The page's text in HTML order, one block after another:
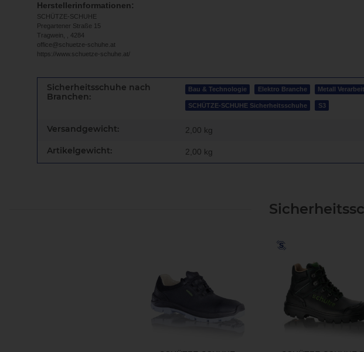
Herstellerinformationen:
SCHÜTZE-SCHUHE
Pregartener Straße 15
Tragwein, , 4284
office@schuetze-schuhe.at
https://www.schuetze-schuhe.at/
Sicherheitsschuhe nach
Branchen:
Bau & Technologie Elektro Branche Metall
SCHÜTZE-SCHUHE Sicherheitsschuhe S3
Versandgewicht: 2,00 kg
Artikelgewicht: 2,00 kg